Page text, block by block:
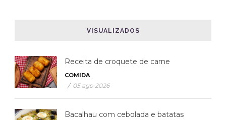
VISUALIZADOS
Receita de croquete de carne
COMIDA
/ 05 ago 2026
Bacalhau com cebolada e batatas